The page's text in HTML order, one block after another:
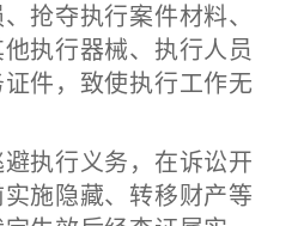
夺执行案件材料、
执行器械、执行人员
件，致使执行工作无
执行义务，在诉讼开
施隐藏、转移财产等